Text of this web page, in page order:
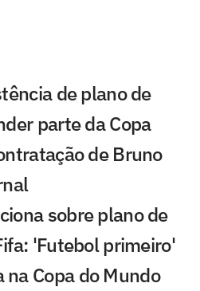
de plano de
parte da Copa
de Bruno
sobre plano de
'Futebol primeiro'
Copa do Mundo